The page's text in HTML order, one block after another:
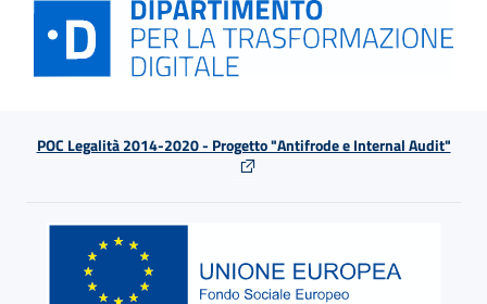
POC Legalità 2014-2020 - Progetto "Antifrode e Internal Audit"